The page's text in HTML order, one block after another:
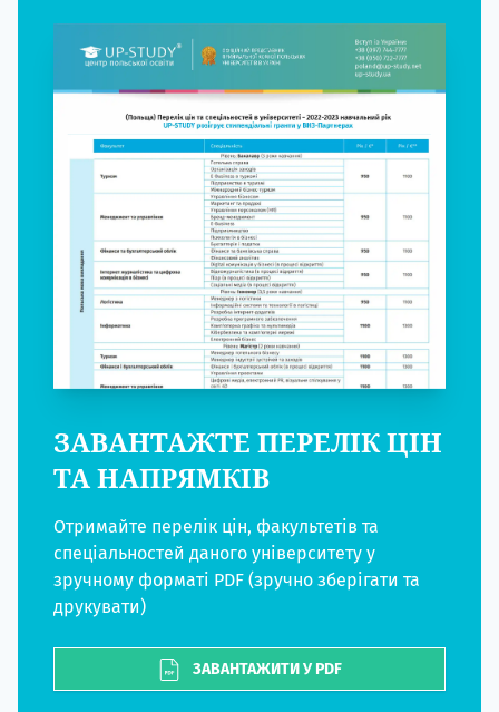
ЗАВАНТАЖТЕ ПЕРЕЛІК ЦІН
ТА НАПРЯМКІВ
Отримайте перелік цін, факультетів та
спеціальностей даного університету у
зручному форматі PDF (зручно зберігати та
друкувати)
ЗАВАНТАЖИТИ У PDF